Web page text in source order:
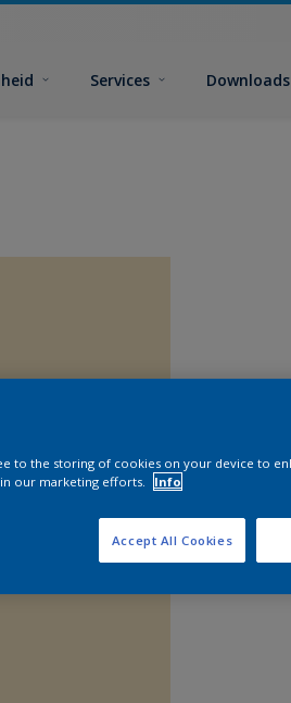
Services Downloads
to the storing of cookies on your device to
in our marketing efforts.
Info
Accept All Cookies